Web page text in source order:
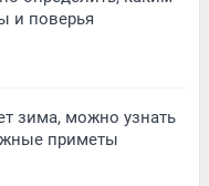
и поверья
зима, можно узнать
приметы